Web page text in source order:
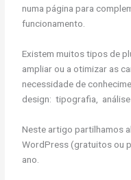
numa página para
funcionamento.
Existem muitos tipos de
ampliar ou a otimizar as
necessidade de
design: tipografia, análise
Neste artigo partilhamos
WordPress (gratuitos ou
ano.